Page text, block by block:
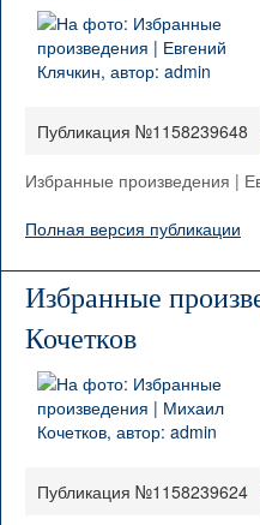
Публикация №1158239648
Избранные произведения |
Полная версия публикации
Избранные
Кочетков
Публикация №1158239624